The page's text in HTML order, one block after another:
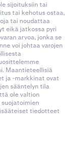
sijoituksiin tai
tai kehotus ostaa,
tai noudattaa
eikä jatkossa pyri
arvoa, jonka se
voi johtaa varojen
Maantieteellisiä
ja -markkinat ovat
sääntelyn tila
ole valtion
tiedotteet